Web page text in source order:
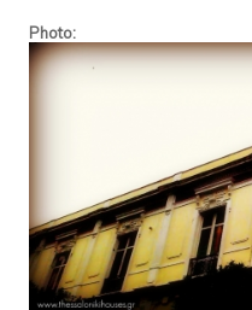
Photo: